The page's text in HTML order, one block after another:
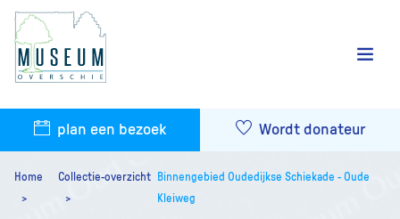
plan een bezoek Wordt donateur
Home Collectie-overzicht
Binnengebied Oudedijkse Schiekade - Oude
Kleiweg